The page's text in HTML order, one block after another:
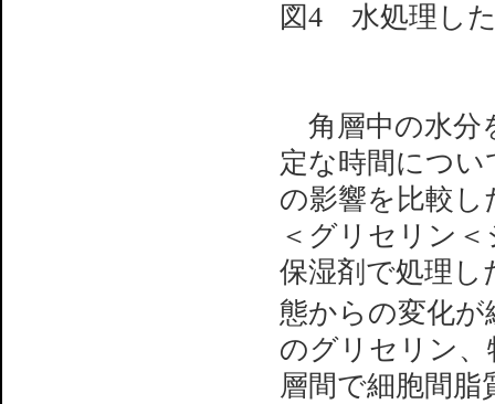
図4 水処理し
角層中の水分
定な時間につ
の影響を比較し
＜グリセリン
保湿剤で処理し
態からの変化
のグリセリン
層間で細胞間